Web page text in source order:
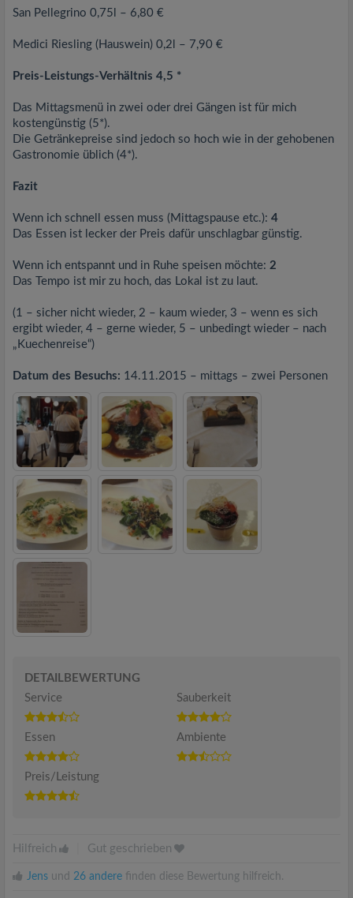
San Pellegrino 0,75l – 6,80 €
Medici Riesling (Hauswein) 0,2l – 7,90 €
Preis-Leistungs-Verhältnis 4,5 *
Das Mittagsmenü in zwei oder drei Gängen ist für mich
kostengünstig (5*).
Die Getränkepreise sind jedoch so hoch wie in der gehobenen
Gastronomie üblich (4*).
Fazit
Wenn ich schnell essen muss (Mittagspause etc.): 4
Das Essen ist lecker der Preis dafür unschlagbar günstig.
Wenn ich entspannt und in Ruhe speisen möchte: 2
Das Tempo ist mir zu hoch, das Lokal ist zu laut.
(1 – sicher nicht wieder, 2 – kaum wieder, 3 – wenn es sich
ergibt wieder, 4 – gerne wieder, 5 – unbedingt wieder – nach
„Kuechenreise“)
Datum des Besuchs: 14.11.2015 – mittags – zwei Personen
DETAILBEWERTUNG
Service
Sauberkeit
Essen Ambiente
Preis/Leistung
Hilfreich Gut geschrieben
Jens und 26 andere finden diese Bewertung hilfreich.